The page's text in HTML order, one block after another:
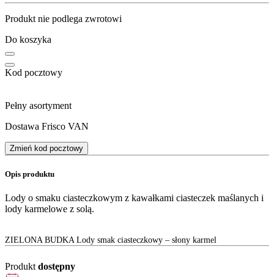
Produkt nie podlega zwrotowi
Do koszyka
Kod pocztowy
Pełny asortyment
Dostawa Frisco VAN
Zmień kod pocztowy
Opis produktu
Lody o smaku ciasteczkowym z kawałkami ciasteczek maślanych i
lody karmelowe z solą.
ZIELONA BUDKA Lody smak ciasteczkowy – słony karmel
Produkt dostępny